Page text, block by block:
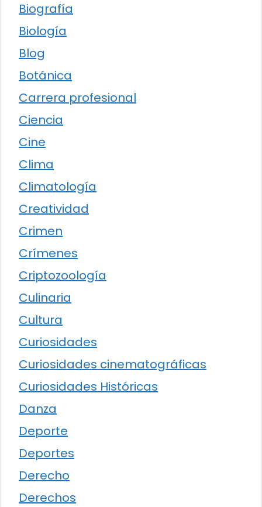
Biografía
Biología
Blog
Botánica
Carrera profesional
Ciencia
Cine
Clima
Climatología
Creatividad
Crimen
Crímenes
Criptozoología
Culinaria
Cultura
Curiosidades
Curiosidades cinematográficas
Curiosidades Históricas
Danza
Deporte
Deportes
Derecho
Derechos